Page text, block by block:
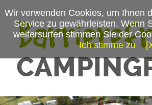
Wir verwenden Cookies, um Ihnen
Service zu gewährleisten. Wenn
weitersurfen stimmen Sie der
Ich stimme zu